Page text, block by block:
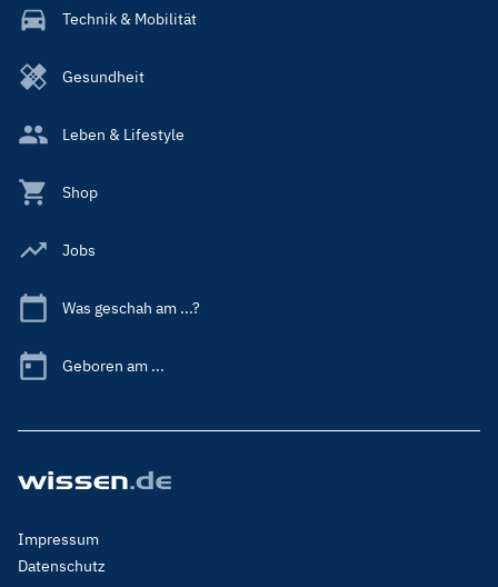
Technik & Mobilität
Gesundheit
Leben & Lifestyle
Shop
Jobs
Was geschah am ...?
Geboren am ...
Footer
Menu
Impressum
Datenschutz